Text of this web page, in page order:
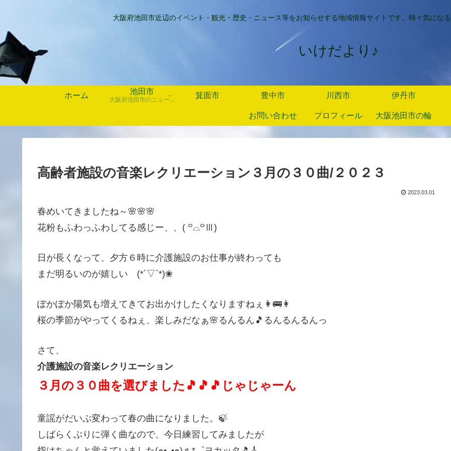
大阪府池田市近辺のイベント・観光・歴史・ニュース等をお知らせする地域情報サイトです。時々気にな
いけだより♪
ホーム
池田市
大阪府池田市のニュース、歴史や行事、お店情報など
箕面市 豊中市 川西市 伊丹市
お問い合わせ プロフィール 大阪池田市の輪
高齢者施設の音楽レクリエーション３月の３０曲/２０２３
2023.03.01
春めいてきましたね～🌸🌸🌸
花粉もふわっふわしてる感じー、、( ꒪⌓꒪Ⅲ)
日が長くなって、夕方６時に介護施設のお仕事が終わっても
まだ明るいのが嬉しい (*´▽`*)❀
ぽかぽか陽気も増えてきてお出かけしたくなりますねぇ👩🚌👩
桜の季節がやってくるねぇ、楽しみだなぁ🌸るんるん🎵るんるんるんっ
さて、
介護施設の音楽レクリエーション
３月の３０曲を選びました🎵🎵🎵じゃじゃーん
童謡がだいぶ変わって春の曲になりました。🍃
しばらくぶりに弾く曲なので、今日練習してみましたが